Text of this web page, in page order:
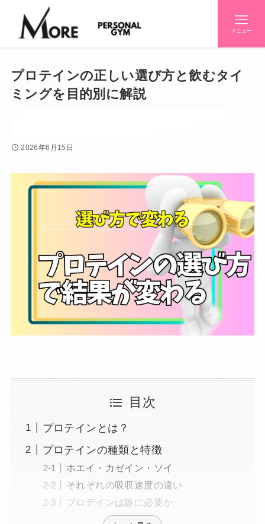
メニュー
プロテインの正しい選び方と飲むタイ
ミングを目的別に解説
2026年6月15日
目次
プロテインとは？
プロテインの種類と特徴
ホエイ・カゼイン・ソイ
それぞれの吸収速度の違い
プロテインは誰に必要か